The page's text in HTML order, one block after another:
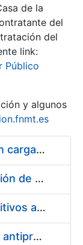
de la
del
del
link:
Público
y algunos
Pliego condiciones optimización cargas compras firmado
Acuerdo marco para la fabricación de piezas
Suministro de Protectores Auditivos a medida para las personas trabajadoras de los Centros de Trabajo de Madrid y Burgos
Suministro de gafas graduadas antiproyecciones para los trabajadores de la FNMT-RCM en los centros de trabajo de Madrid y Burgos